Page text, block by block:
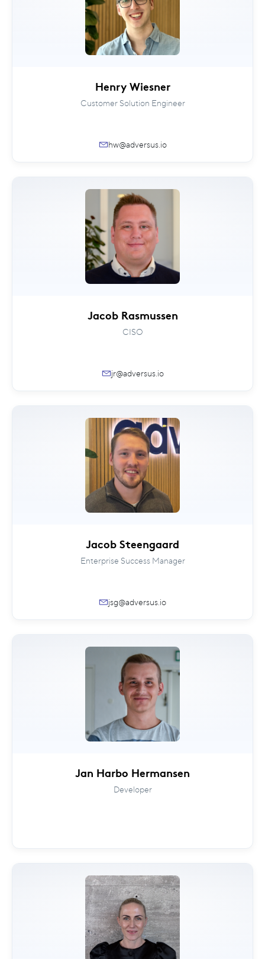
Henry Wiesner
Customer Solution Engineer
hw@adversus.io
Jacob Rasmussen
CISO
jr@adversus.io
Jacob Steengaard
Enterprise Success Manager
jsg@adversus.io
Jan Harbo Hermansen
Developer